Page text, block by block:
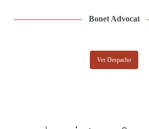
Bonet Advocat
Ver Despacho